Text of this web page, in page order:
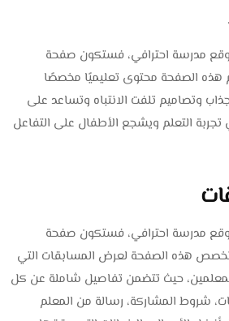
مدرسة احترافي، فستكون صفحة
هذه الصفحة محتوى تعليميًا مخصصًا
وتصاميم تلفت الانتباه وتساعد على
تجربة التعلم ويشجع الأطفال على التفاعل
مدرسة احترافي، فستكون صفحة
تخصص هذه الصفحة لعرض المسابقات التي
حيث تتضمن تفاصيل شاملة عن كل
شروط المشاركة، رسالة من المعلم